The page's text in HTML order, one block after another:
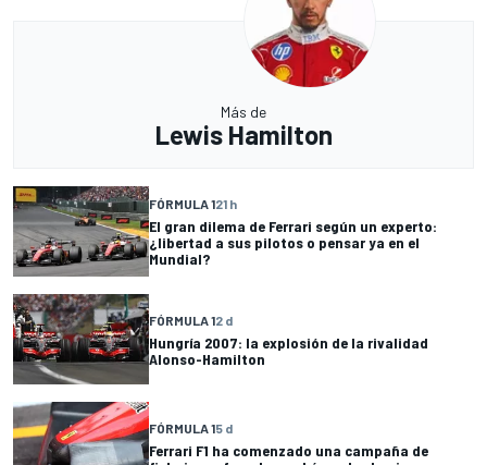
Más de
Lewis Hamilton
FÓRMULA 121 h
El gran dilema de Ferrari según un experto:
¿libertad a sus pilotos o pensar ya en el
Mundial?
FÓRMULA 12 d
Hungría 2007: la explosión de la rivalidad
Alonso-Hamilton
FÓRMULA 15 d
Ferrari F1 ha comenzado una campaña de